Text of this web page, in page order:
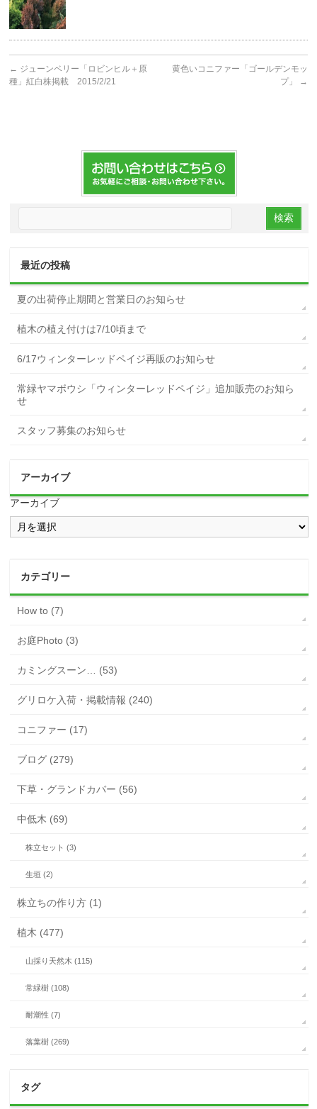
← ジューンベリー「ロビンヒル＋原
種」紅白株掲載 2015/2/21
黄色いコニファー「ゴールデンモッ
プ」
→
最近の投稿
夏の出荷停止期間と営業日のお知らせ
植木の植え付けは7/10頃まで
6/17ウィンターレッドペイジ再販のお知らせ
常緑ヤマボウシ「ウィンターレッドペイジ」追加販売のお知ら
せ
スタッフ募集のお知らせ
アーカイブ
アーカイブ
カテゴリー
How to (7)
お庭Photo (3)
カミングスーン… (53)
グリロケ入荷・掲載情報 (240)
コニファー (17)
ブログ (279)
下草・グランドカバー (56)
中低木 (69)
株立セット (3)
生垣 (2)
株立ちの作り方 (1)
植木 (477)
山採り天然木 (115)
常緑樹 (108)
耐潮性 (7)
落葉樹 (269)
タグ